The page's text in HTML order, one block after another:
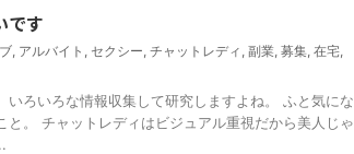
です
アルバイト セクシー チャットレディ 副業 募集 在宅
いろいろな情報収集して研究しますよね。 ふと気にな
。 チャットレディはビジュアル重視だから美人じゃ